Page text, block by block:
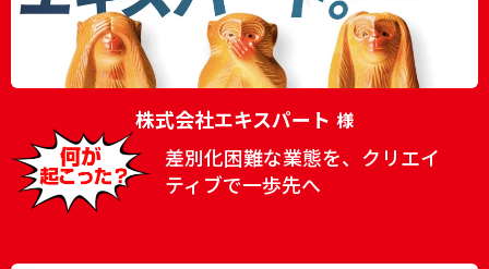
株式会社エキスパート 様
差別化困難な業態を、クリエイ
ティブで一歩先へ